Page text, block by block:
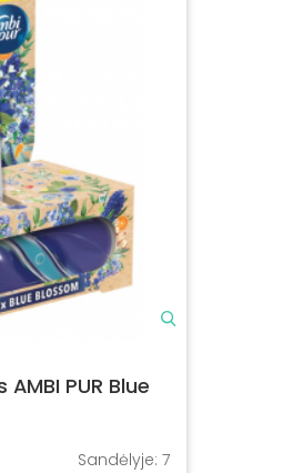
PUR Blue
Sandėlyje: 7